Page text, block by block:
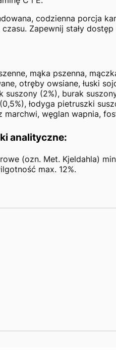
codzienna porcja
czasu. Zapewnij stały
mąka pszenna,
otręby owsiane, łuski
suszony (2%), burak
łodyga pietruszki
marchwi, węglan wapnia,
analityczne:
(ozn. Met. Kjeldahla)
max. 12%.